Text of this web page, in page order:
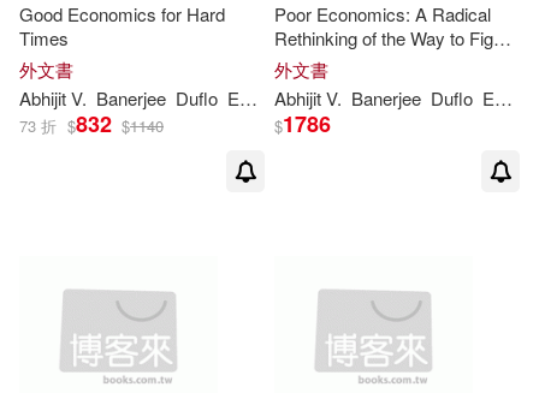
Good Economics for Hard
Times
外文書
AbhijitV. Banerjee Duflo Esther
73 折 $832 $1140
Poor Economics: A Radical
Rethinking of the Way to Fight
Global Poverty
外文書
AbhijitV. Banerjee Duflo Esther
$1786